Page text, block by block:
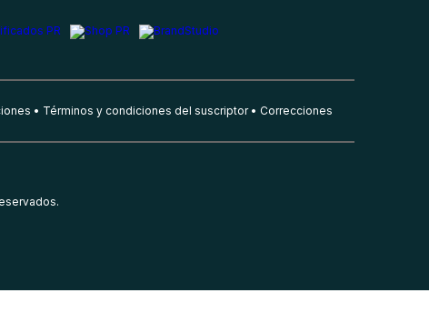
Términos y condiciones del suscriptor Correcciones